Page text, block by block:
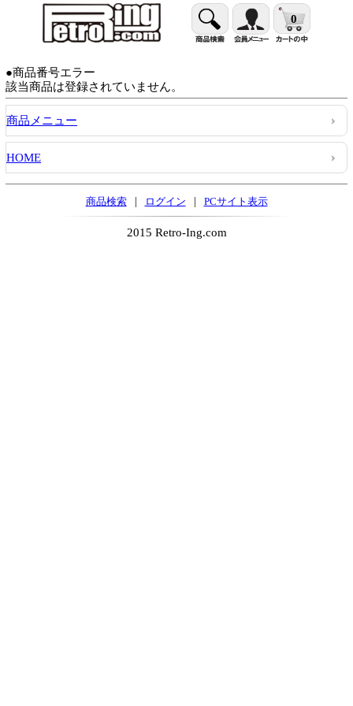
0
●商品番号エラー
該当商品は登録されていません。
商品メニュー
HOME
商品検索 | ログイン | PCサイト表示
2015 Retro-Ing.com